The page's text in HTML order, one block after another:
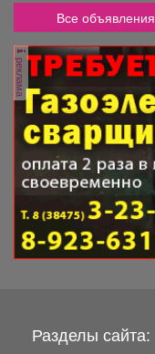
Все объявления
реклама
Разделы сайта: